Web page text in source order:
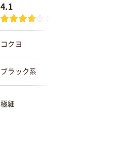
4.1
(72)
コクヨ
ブラック系
極細